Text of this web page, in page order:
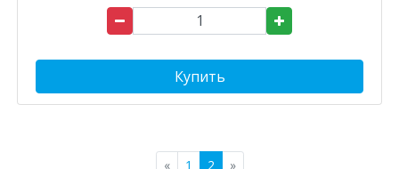
Купить
« 1 2 »